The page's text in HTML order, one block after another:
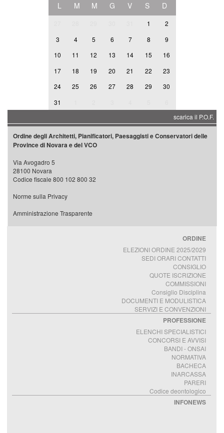
L
M M G V S D
1
2
3
4 5 6 7 8
9
10
11 12 13 14 15
16
17
18 19 20 21 22
23
24
25 26 27 28 29
30
31
scarica il P.O.F.
Ordine degli Architetti, Pianificatori, Paesaggisti e Conservatori delle
Province di Novara e del VCO
Via Avogadro 5
28100 Novara
Codice fiscale 800 102 800 32
Norme sulla Privacy
Amministrazione Trasparente
ORDINE
ELEZIONI ORDINE 2025/2029
SEDI ORARI CONTATTI
CONSIGLIO
QUOTE ISCRIZIONE
COMMISSIONI
Consiglio Disciplina
DOCUMENTI E MODULISTICA
SERVIZI E CONVENZIONI
PROFESSIONE
ELENCHI SPECIALISTICI
CONCORSI E AVVISI
BANDI - ONSAI
NORMATIVA
BACHECA
INARCASSA
PARERI
Codice deontologico
INFONEWS